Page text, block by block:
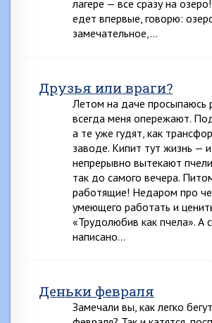
лагере — все сразу на
едет впервые, говорю:
замечательное,…
Друзья или враги?
Летом на даче просыпаюсь
всегда меня опережают.
а те уже гудят, как
заводе. Кипит тут жизнь —
непрерывно вытекают
так до самого вечера.
работящие! Недаром про
умеющего работать и
«Трудолюбив как пчела». А
написано…
Деньки февраля
Замечали вы, как легко